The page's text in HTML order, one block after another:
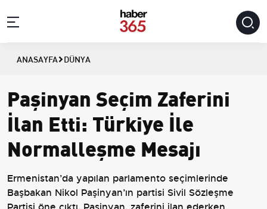
ANASAYFA DÜNYA
Paşinyan Seçim Zaferini
İlan Etti: Türkiye İle
Normalleşme Mesajı
Ermenistan’da yapılan parlamento seçimlerinde
Başbakan Nikol Paşinyan’ın partisi Sivil Sözleşme